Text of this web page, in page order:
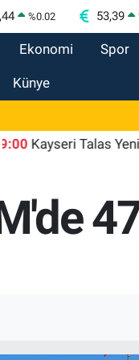
%0.02 53,39
Ekonomi Spor
Künye
Talas Yeni Dünya